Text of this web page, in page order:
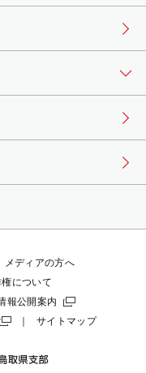
メディアの方へ
について
報公開案内
サイトマップ